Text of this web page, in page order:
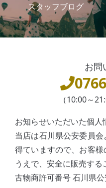
スタッフブログ
お問
（10:00～
お知らせいただいた個人
当店は石川県公安委員
得ていますので、お客
うえで、安全に販売する
古物商許可番号 石川県